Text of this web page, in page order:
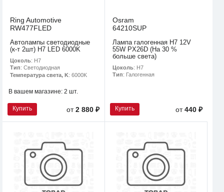
Ring Automotive
RW477FLED
Автолампы светодиодные
(к-т 2шт) H7 LED 6000K
Цоколь: H7
Тип: Светодиодная
Температура света, K: 6000K
В вашем магазине: 2 шт.
Купить от2 880 ₽
Osram
64210SUP
Лампа галогенная H7 12V
55W PX26D (На 30 %
больше света)
Цоколь: H7
Тип: Галогенная
Купить от440 ₽